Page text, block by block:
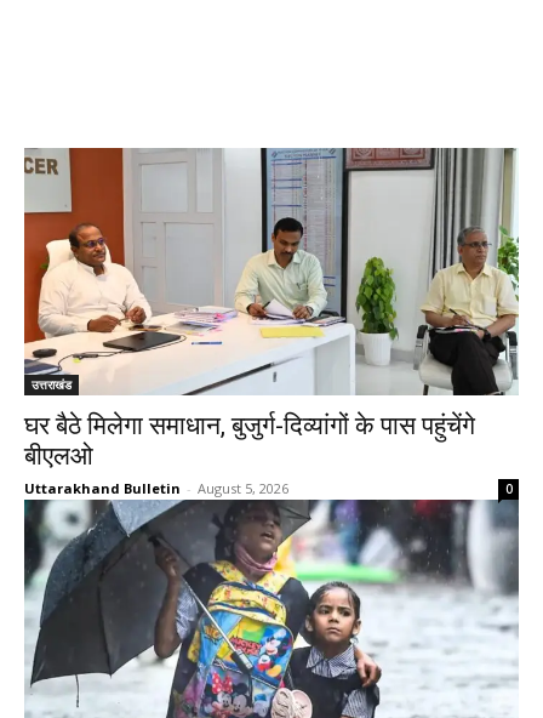
उत्तराखंड
घर बैठे मिलेगा समाधान, बुजुर्ग-दिव्यांगों के पास पहुंचेंगे
बीएलओ
Uttarakhand Bulletin - August 5, 2026 0